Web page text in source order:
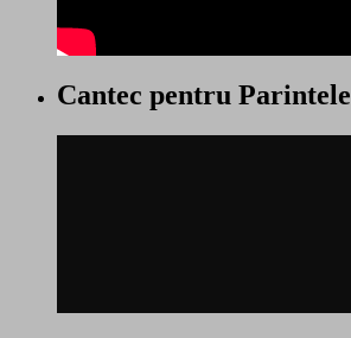
Cantec pentru Parintele